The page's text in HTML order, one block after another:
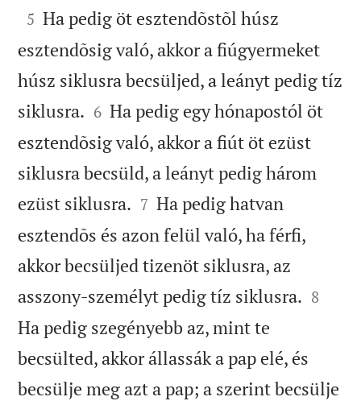

5 Ha pedig öt esztendõstõl húsz
esztendõsig való, akkor a fiúgyermeket
húsz siklusra becsüljed, a leányt pedig tíz
siklusra. 

6 Ha pedig egy hónapostól öt
esztendõsig való, akkor a fiút öt ezüst
siklusra becsüld, a leányt pedig három
ezüst siklusra. 

7 Ha pedig hatvan
esztendõs és azon felül való, ha férfi,
akkor becsüljed tizenöt siklusra, az
asszony-személyt pedig tíz siklusra. 

8
Ha pedig szegényebb az, mint te
becsülted, akkor állassák a pap elé, és
becsülje meg azt a pap; a szerint becsülje